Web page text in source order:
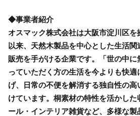
◆事業者紹介
オスマック株式会社は大阪市淀川区を
以来、天然木製品を中心とした生活関
販売を手がける企業です。「世の中
っていただく方の生活を今よりも快
げ、日常の不便を解消する独自性の
けています。桐素材の特性を活かした
ール・インテリア雑貨など、多様な製